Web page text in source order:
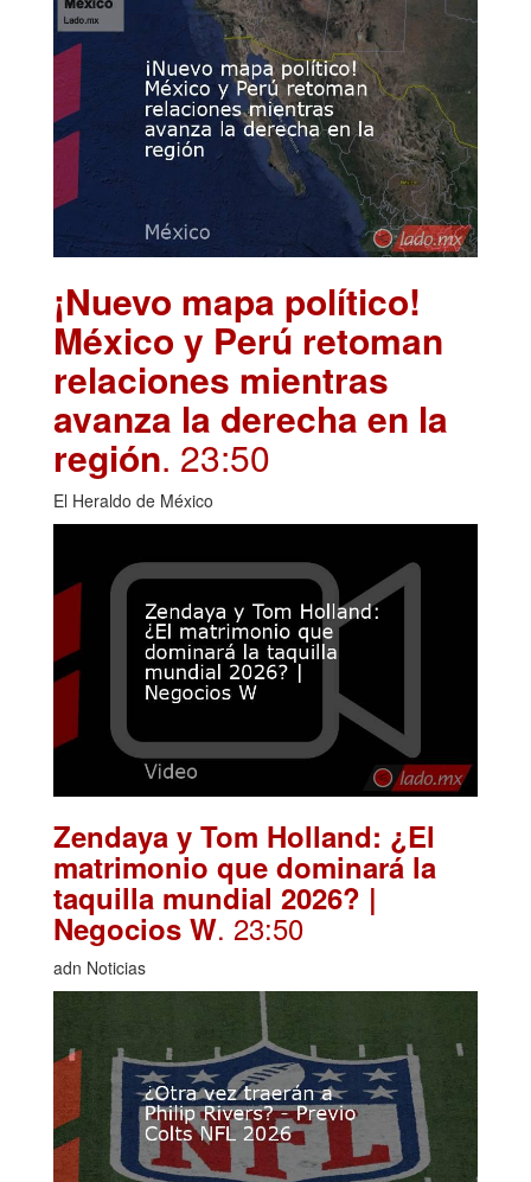
¡Nuevo mapa político!
México y Perú retoman
relaciones mientras
avanza la derecha en la
región. 23:50
El Heraldo de México
Zendaya y Tom Holland: ¿El
matrimonio que dominará la
taquilla mundial 2026? |
Negocios W. 23:50
adn Noticias